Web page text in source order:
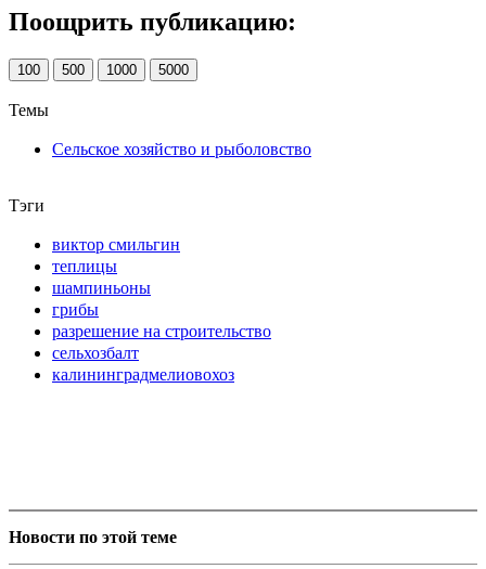
Поощрить публикацию:
100 500 1000 5000
Темы
Сельское хозяйство и рыболовство
Тэги
виктор смильгин
теплицы
шампиньоны
грибы
разрешение на строительство
сельхозбалт
калининградмелиовохоз
Новости по этой теме